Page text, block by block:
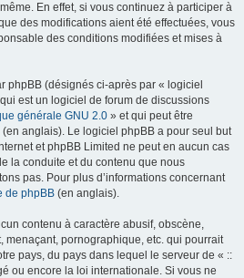
En effet, si vous continuez à participer à
des modifications aient été effectuées, vous
des conditions modifiées et mises à
phpBB (désignés ci-après par « logiciel
est un logiciel de forum de discussions
générale GNU 2.0 » et qui peut être
(en anglais). Le logiciel phpBB a pour seul but
et phpBB Limited ne peut en aucun cas
la conduite et du contenu que nous
pas. Pour plus d’informations concernant
de phpBB (en anglais).
contenu à caractère abusif, obscène,
menaçant, pornographique, etc. qui pourrait
pays, du pays dans lequel le serveur de « ::
ou encore la loi internationale. Si vous ne